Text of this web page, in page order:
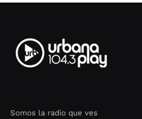
Somos la radio que ves